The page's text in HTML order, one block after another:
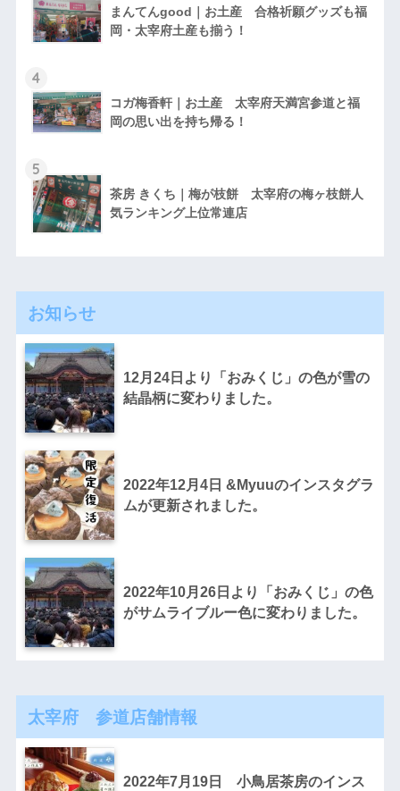
まんてんgood｜お土産 合格祈願グッズも福
岡・太宰府土産も揃う！
4
コガ梅香軒｜お土産 太宰府天満宮参道と福
岡の思い出を持ち帰る！
5
茶房 きくち｜梅が枝餅 太宰府の梅ヶ枝餅人
気ランキング上位常連店
お知らせ
12月24日より「おみくじ」の色が雪の
結晶柄に変わりました。
2022年12月4日 &Myuuのインスタグラ
ムが更新されました。
2022年10月26日より「おみくじ」の色
がサムライブルー色に変わりました。
太宰府 参道店舗情報
2022年7月19日 小鳥居茶房のインス